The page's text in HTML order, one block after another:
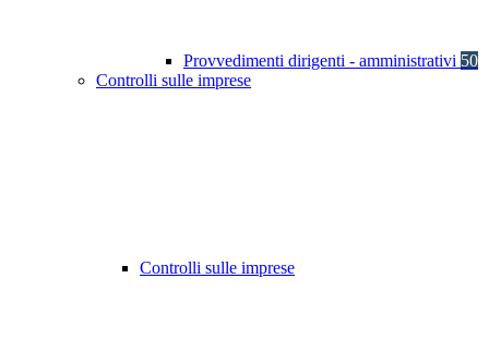
Provvedimenti dirigenti - amministrativi 50
Controlli sulle imprese
Controlli sulle imprese